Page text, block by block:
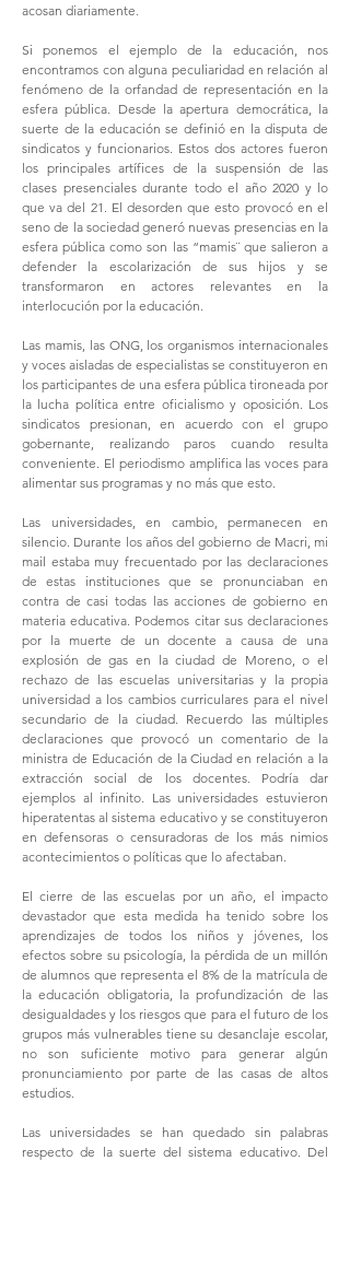
acosan diariamente.
Si ponemos el ejemplo de la educación, nos
encontramos con alguna peculiaridad en relación al
fenómeno de la orfandad de representación en la
esfera pública. Desde la apertura democrática, la
suerte de la educación se definió en la disputa de
sindicatos y funcionarios. Estos dos actores fueron
los principales artífices de la suspensión de las
clases presenciales durante todo el año 2020 y lo
que va del 21. El desorden que esto provocó en el
seno de la sociedad generó nuevas presencias en la
esfera pública como son las “mamis¨ que salieron a
defender la escolarización de sus hijos y se
transformaron en actores relevantes en la
interlocución por la educación.
Las mamis, las ONG, los organismos internacionales
y voces aisladas de especialistas se constituyeron en
los participantes de una esfera pública tironeada por
la lucha política entre oficialismo y oposición. Los
sindicatos presionan, en acuerdo con el grupo
gobernante, realizando paros cuando resulta
conveniente. El periodismo amplifica las voces para
alimentar sus programas y no más que esto.
Las universidades, en cambio, permanecen en
silencio. Durante los años del gobierno de Macri, mi
mail estaba muy frecuentado por las declaraciones
de estas instituciones que se pronunciaban en
contra de casi todas las acciones de gobierno en
materia educativa. Podemos citar sus declaraciones
por la muerte de un docente a causa de una
explosión de gas en la ciudad de Moreno, o el
rechazo de las escuelas universitarias y la propia
universidad a los cambios curriculares para el nivel
secundario de la ciudad. Recuerdo las múltiples
declaraciones que provocó un comentario de la
ministra de Educación de la Ciudad en relación a la
extracción social de los docentes. Podría dar
ejemplos al infinito. Las universidades estuvieron
hiperatentas al sistema educativo y se constituyeron
en defensoras o censuradoras de los más nimios
acontecimientos o políticas que lo afectaban.
El cierre de las escuelas por un año, el impacto
devastador que esta medida ha tenido sobre los
aprendizajes de todos los niños y jóvenes, los
efectos sobre su psicología, la pérdida de un millón
de alumnos que representa el 8% de la matrícula de
la educación obligatoria, la profundización de las
desigualdades y los riesgos que para el futuro de los
grupos más vulnerables tiene su desanclaje escolar,
no son suficiente motivo para generar algún
pronunciamiento por parte de las casas de altos
estudios.
Las universidades se han quedado sin palabras
respecto de la suerte del sistema educativo. Del